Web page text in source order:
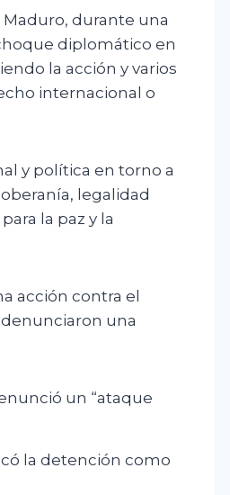
durante una
diplomático en
la acción y varios
internacional o
y política en torno a
legalidad
la paz y la
acción contra el
una
un “ataque
la detención como